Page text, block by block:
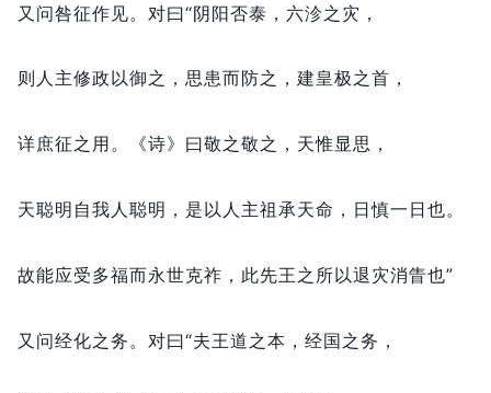
又问咎征作见。 对曰“阴阳否泰， 六沴之灾，
则人主修政以御之， 思患而防之， 建皇极之首，
详庶征之用。 《诗》曰敬之敬之， 天惟显思，
天聪明自我人聪明， 是以人主祖承天命， 日慎一日也。
故能应受多福而永世克祚， 此先王之所以退灾消眚也”
又问经化之务。 对曰“夫王道之本， 经国之务，